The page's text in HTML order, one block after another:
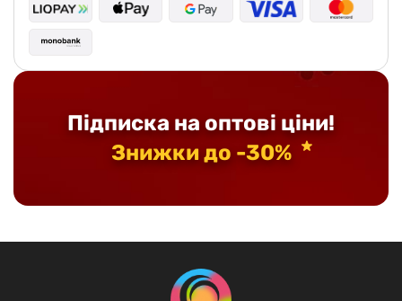
Підписка на оптові ціни!
Знижки до -30%